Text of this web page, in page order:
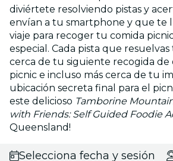
diviértete resolviendo pistas y
envían a tu smartphone y que te
viaje para recoger tu comida
especial. Cada pista que
cerca de tu siguiente recogida de
picnic e incluso más cerca de tu
ubicación secreta final para el
este delicioso Tamborine
with Friends: Self Guided Foodie
Queensland!
Selecciona fecha y sesión